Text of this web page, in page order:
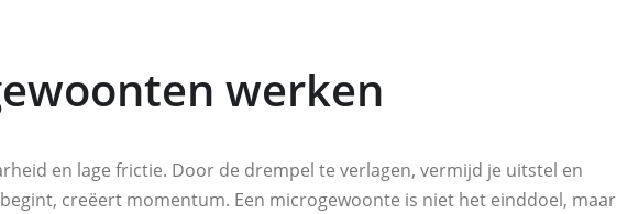
werken
en lage frictie. Door de drempel te verlagen, vermijd je uitstel en
creëert momentum. Een microgewoonte is niet het einddoel, maar